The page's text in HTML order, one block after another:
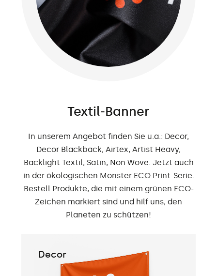
Decor
Textil-Banner
In unserem Angebot finden Sie u.a.: Decor,
Decor Blackback, Airtex, Artist Heavy,
Backlight Textil, Satin, Non Wove. Jetzt auch
in der ökologischen Monster ECO Print-Serie.
Bestell Produkte, die mit einem grünen ECO-
Zeichen markiert sind und hilf uns, den
Planeten zu schützen!